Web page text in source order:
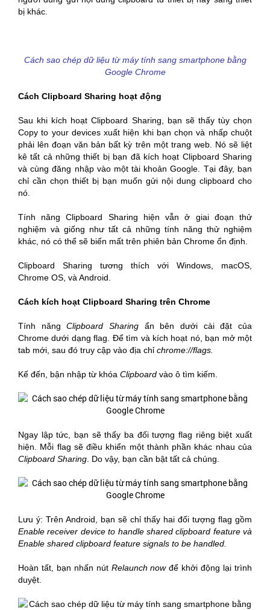
bị khác.
Cách sao chép dữ liệu từ máy tính sang smartphone bằng
Google Chrome
Cách Clipboard Sharing hoạt động
Sau khi kích hoạt Clipboard Sharing, bạn sẽ thấy tùy chọn
Copy to your devices xuất hiện khi bạn chọn và nhấp chuột
phải lên đoạn văn bản bất kỳ trên một trang web. Nó sẽ liệt
kê tất cả những thiết bị bạn đã kích hoạt Clipboard Sharing
và cùng đăng nhập vào một tài khoản Google. Tại đây, bạn
chỉ cần chọn thiết bị bạn muốn gửi nội dung clipboard cho
nó.
Tính năng Clipboard Sharing hiện vẫn ở giai đoạn thử
nghiệm và giống như tất cả những tính năng thử nghiệm
khác, nó có thể sẽ biến mất trên phiên bản Chrome ổn định.
Clipboard Sharing tương thích với Windows, macOS,
Chrome OS, và Android.
Cách kích hoạt Clipboard Sharing trên Chrome
Tính năngClipboard Sharing ẩn bên dưới cài đặt của
Chrome dưới dạng flag. Để tìm và kích hoạt nó, bạn mở một
tab mới, sau đó truy cập vào địa chỉ chrome://flags.
Kế đến, bận nhập từ khóa Clipboard vào ô tìm kiếm.
Ngay lập tức, bạn sẽ thấy ba đối tượng flag riêng biệt xuất
hiện. Mỗi flag sẽ điều khiển một thành phần khác nhau của
Clipboard Sharing . Do vậy, bạn cần bật tất cả chúng.
Lưu ý: Trên Android, bạn sẽ chỉ thấy hai đối tượng flag gồm
Enable receiver device to handle shared clipboard feature và
Enable shared clipboard feature signals to be handled.
Hoàn tất, bạn nhấn nút Relaunch nowđể khởi động lại trình
duyệt.